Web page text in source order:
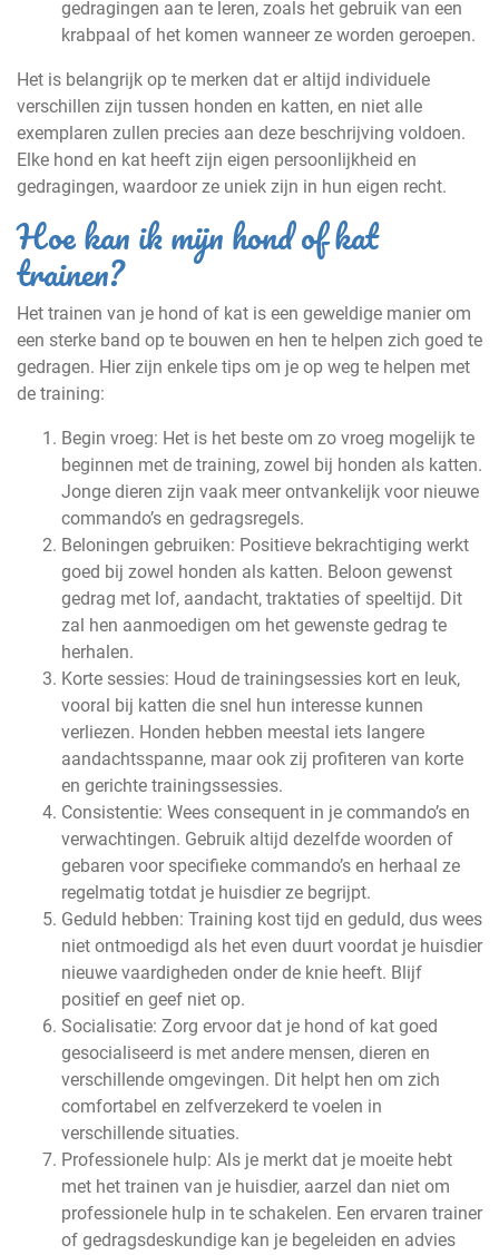
gedragingen aan te leren, zoals het gebruik van een
krabpaal of het komen wanneer ze worden geroepen.
Het is belangrijk op te merken dat er altijd individuele
verschillen zijn tussen honden en katten, en niet alle
exemplaren zullen precies aan deze beschrijving voldoen.
Elke hond en kat heeft zijn eigen persoonlijkheid en
gedragingen, waardoor ze uniek zijn in hun eigen recht.
Hoe kan ik mijn hond of kat
trainen?
Het trainen van je hond of kat is een geweldige manier om
een sterke band op te bouwen en hen te helpen zich goed te
gedragen. Hier zijn enkele tips om je op weg te helpen met
de training:
Begin vroeg: Het is het beste om zo vroeg mogelijk te
beginnen met de training, zowel bij honden als katten.
Jonge dieren zijn vaak meer ontvankelijk voor nieuwe
commando’s en gedragsregels.
Beloningen gebruiken: Positieve bekrachtiging werkt
goed bij zowel honden als katten. Beloon gewenst
gedrag met lof, aandacht, traktaties of speeltijd. Dit
zal hen aanmoedigen om het gewenste gedrag te
herhalen.
Korte sessies: Houd de trainingsessies kort en leuk,
vooral bij katten die snel hun interesse kunnen
verliezen. Honden hebben meestal iets langere
aandachtsspanne, maar ook zij profiteren van korte
en gerichte trainingssessies.
Consistentie: Wees consequent in je commando’s en
verwachtingen. Gebruik altijd dezelfde woorden of
gebaren voor specifieke commando’s en herhaal ze
regelmatig totdat je huisdier ze begrijpt.
Geduld hebben: Training kost tijd en geduld, dus wees
niet ontmoedigd als het even duurt voordat je huisdier
nieuwe vaardigheden onder de knie heeft. Blijf
positief en geef niet op.
Socialisatie: Zorg ervoor dat je hond of kat goed
gesocialiseerd is met andere mensen, dieren en
verschillende omgevingen. Dit helpt hen om zich
comfortabel en zelfverzekerd te voelen in
verschillende situaties.
Professionele hulp: Als je merkt dat je moeite hebt
met het trainen van je huisdier, aarzel dan niet om
professionele hulp in te schakelen. Een ervaren trainer
of gedragsdeskundige kan je begeleiden en advies